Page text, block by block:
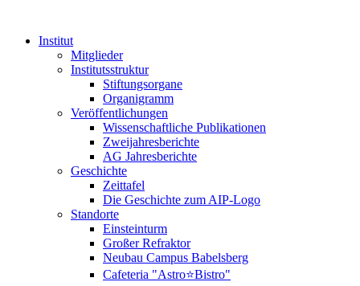
Institut
Mitglieder
Institutsstruktur
Stiftungsorgane
Organigramm
Veröffentlichungen
Wissenschaftliche Publikationen
Zweijahresberichte
AG Jahresberichte
Geschichte
Zeittafel
Die Geschichte zum AIP-Logo
Standorte
Einsteinturm
Großer Refraktor
Neubau Campus Babelsberg
Cafeteria "Astro⭐Bistro"